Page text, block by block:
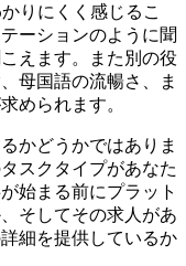
りにくく感じるこ
ーションのように聞
えます。また別の役
母国語の流暢さ、ま
められます。
かどうかではありま
スクタイプがあなた
始まる前にプラット
そしてその求人があ
細を提供しているか